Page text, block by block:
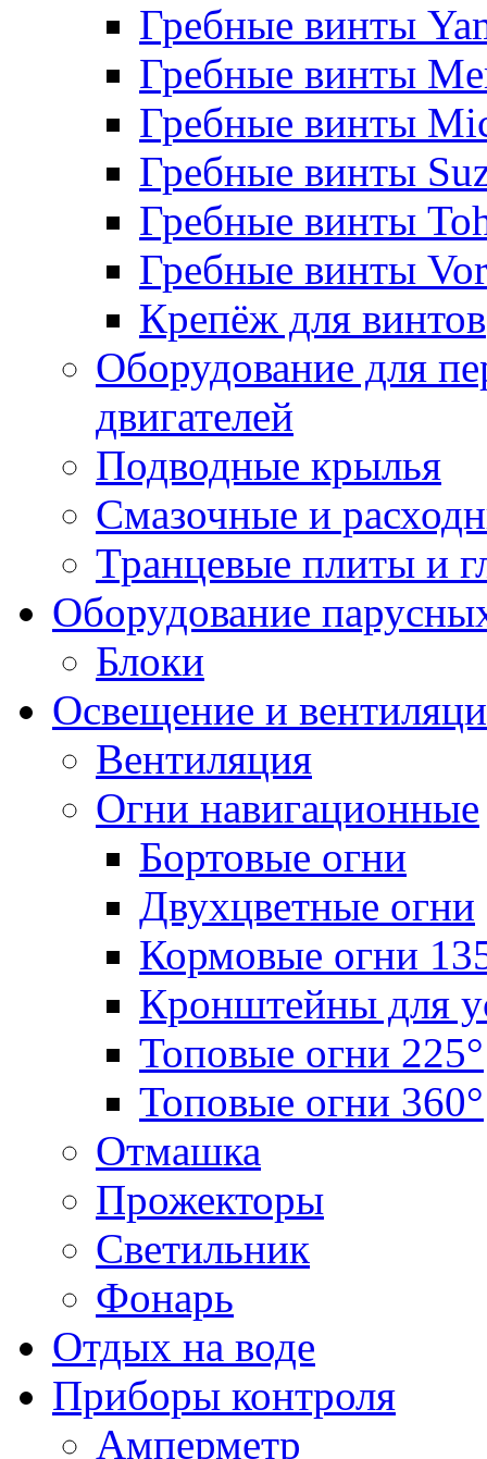
Гребные винты
Гребные винты
Гребные винты
Гребные винты
Гребные винты
Гребные винты
Крепёж для винтов
Оборудование для
двигателей
Подводные крылья
Смазочные и
Транцевые плиты и
Оборудование
Блоки
Освещение и
Вентиляция
Огни навигационные
Бортовые огни
Двухцветные огни
Кормовые огни
Кронштейны для
Топовые огни 225°
Топовые огни 360°
Отмашка
Прожекторы
Светильник
Фонарь
Отдых на воде
Приборы контроля
Амперметр